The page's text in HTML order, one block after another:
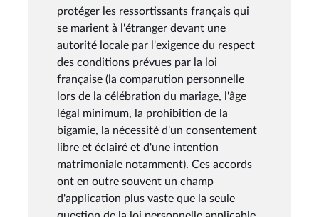
protéger les ressortissants français qui
se marient à l'étranger devant une
autorité locale par l'exigence du respect
des conditions prévues par la loi
française (la comparution personnelle
lors de la célébration du mariage, l'âge
légal minimum, la prohibition de la
bigamie, la nécessité d'un consentement
libre et éclairé et d'une intention
matrimoniale notamment). Ces accords
ont en outre souvent un champ
d'application plus vaste que la seule